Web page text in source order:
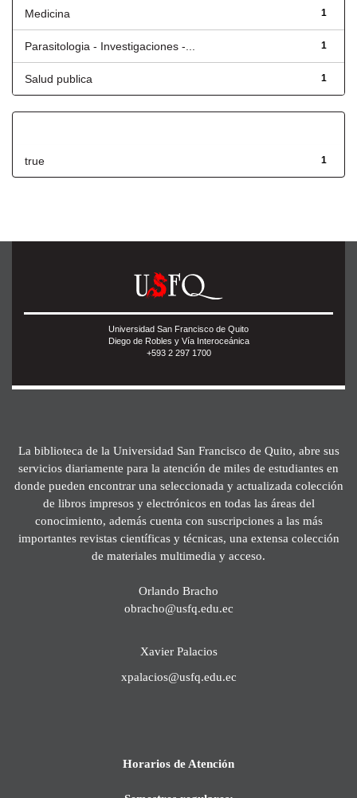
1
Medicina
1
Parasitologia - Investigaciones -...
1
Salud publica
1
true
Universidad San Francisco de Quito
Diego de Robles y Vía Interoceánica
+593 2 297 1700
La biblioteca de la Universidad San Francisco de Quito, abre sus
servicios diariamente para la atención de miles de estudiantes en
donde pueden encontrar una seleccionada y actualizada colección
de libros impresos y electrónicos en todas las áreas del
conocimiento, además cuenta con suscripciones a las más
importantes revistas científicas y técnicas, una extensa colección
de materiales multimedia y acceso.
Orlando Bracho
obracho@usfq.edu.ec
Xavier Palacios
xpalacios@usfq.edu.ec
Horarios de Atención